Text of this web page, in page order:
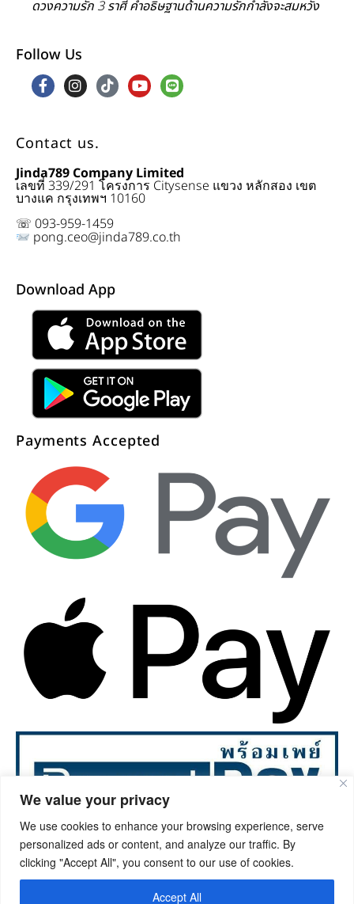
We value your privacy
We use cookies to enhance your browsing experience, serve
personalized ads or content, and analyze our traffic. By
clicking "Accept All", you consent to our use of cookies.
Accept All
ดวงความรัก 3 ราศี คำอธิษฐานด้านความรักกำลังจะสมหวัง
Follow Us
Contact us.
Jinda789 Company Limited
เลขที่ 339/291 โครงการ Citysense แขวง หลักสอง เขต
บางแค กรุงเทพฯ 10160
☏ 093-959-1459
pong.ceo@jinda789.co.th
Download App
Payments Accepted
©2023. Ongphrawallpaper.com All rights reserved.